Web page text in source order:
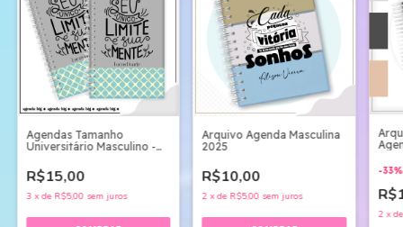
Agendas Tamanho
Universitário Masculino -
R$15,00
3 xde R$5,00 sem juros
Arquivo Agenda Masculina
2025
R$10,00
2 xde R$5,00 sem juros
-33
2 x